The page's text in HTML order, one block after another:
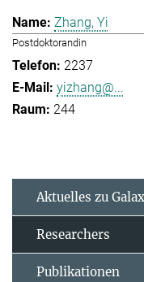
Zhang, Yi
Postdoktorandin
2237
yizhang@...
244
Aktuelles zu
Researchers
Publikationen